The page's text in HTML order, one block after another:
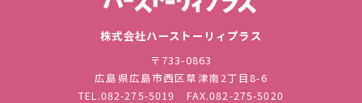
株式会社ハーストーリィプラス
〒733-0863
広島県広島市西区草津南2丁目8-6
TEL.082-275-5019 FAX.082-275-5020